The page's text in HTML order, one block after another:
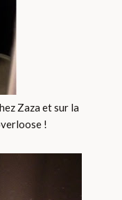
Zaza et sur la
!